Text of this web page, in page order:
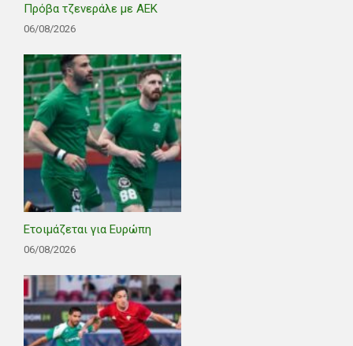
Πρόβα τζενεράλε με ΑΕΚ
06/08/2026
Ετοιμάζεται για Ευρώπη
06/08/2026